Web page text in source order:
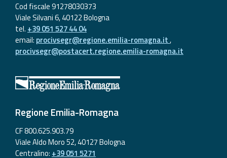
Cod fiscale 91278030373
Viale Silvani 6, 40122 Bologna
tel. +39 051 527 44 04
email: procivsegr@regione.emilia-romagna.it,
procivsegr@postacert.regione.emilia-romagna.it
Regione Emilia-Romagna
CF 800.625.903.79
Viale Aldo Moro 52, 40127 Bologna
Centralino: +39 051 5271